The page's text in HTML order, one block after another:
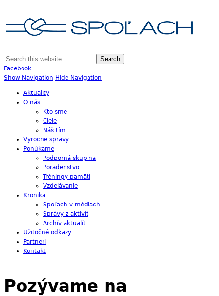
Skupina Príbuzných a Opatrovateľov Ľudí s Alzheimerovou Chorobou
Facebook
Show Navigation Hide Navigation
Aktuality
O nás
Kto sme
Ciele
Náš tím
Výročné správy
Ponúkame
Podporná skupina
Poradenstvo
Tréningy pamäti
Vzdelávanie
Kronika
Spoľach v médiach
Správy z aktivít
Archív aktualít
Užitočné odkazy
Partneri
Kontakt
Pozývame na